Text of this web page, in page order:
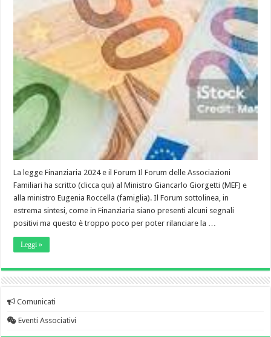
La legge Finanziaria 2024 e il Forum Il Forum delle Associazioni
Familiari ha scritto (clicca qui) al Ministro Giancarlo Giorgetti (MEF) e
alla ministro Eugenia Roccella (famiglia). Il Forum sottolinea, in
estrema sintesi, come in Finanziaria siano presenti alcuni segnali
positivi ma questo è troppo poco per poter rilanciare la …
Leggi »
Comunicati
Eventi Associativi